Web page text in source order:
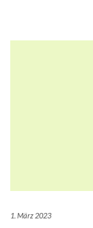
1. März 2023